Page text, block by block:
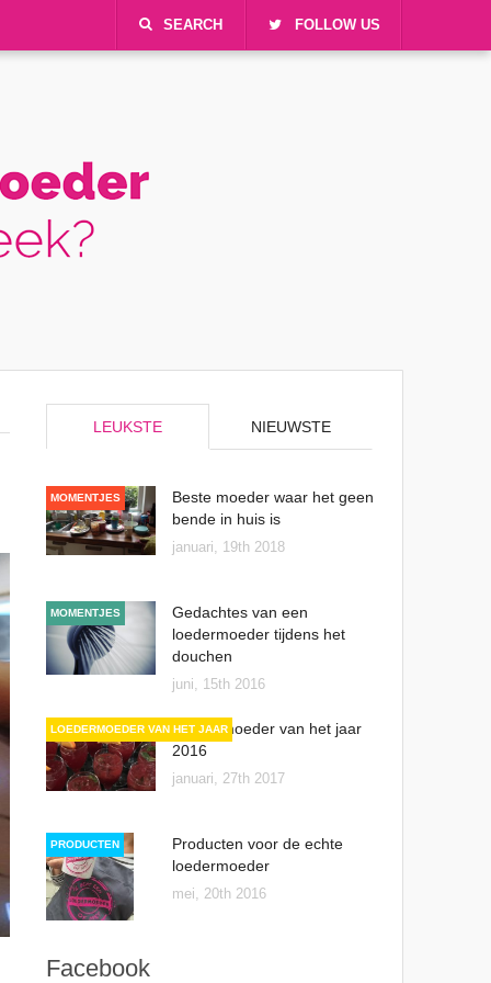
SEARCH FOLLOW US
LEUKSTE NIEUWSTE
Beste moeder waar het geen
bende in huis is
MOMENTJES
januari, 19th 2018
Gedachtes van een
loedermoeder tijdens het
douchen
MOMENTJES
juni, 15th 2016
Loedermoeder van het jaar
2016
LOEDERMOEDER VAN HET JAAR
januari, 27th 2017
Producten voor de echte
loedermoeder
PRODUCTEN
mei, 20th 2016
Facebook